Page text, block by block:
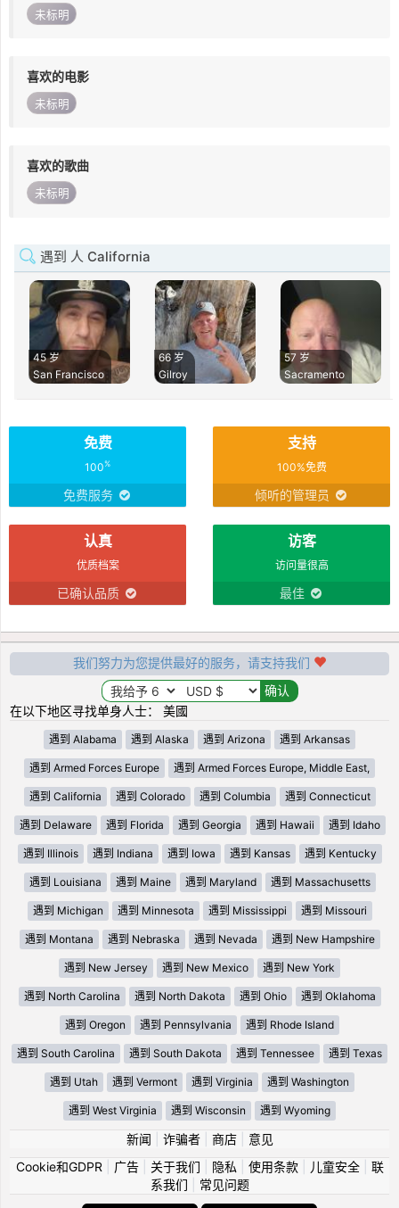
未标明
喜欢的电影
未标明
喜欢的歌曲
未标明
遇到 人 California
45 岁
San Francisco
66 岁
Gilroy
57 岁
Sacramento
免费
100%
免费服务
支持
100%免费
倾听的管理员
认真
优质档案
已确认品质
访客
访问量很高
最佳
我们努力为您提供最好的服务，请支持我们
在以下地区寻找单身人士： 美國
遇到 Alabama 遇到 Alaska 遇到 Arizona 遇到 Arkansas
遇到 Armed Forces Europe 遇到 Armed Forces Europe, Middle East,
遇到 California 遇到 Colorado 遇到 Columbia 遇到 Connecticut
遇到 Delaware 遇到 Florida 遇到 Georgia 遇到 Hawaii 遇到 Idaho
遇到 Illinois 遇到 Indiana 遇到 Iowa 遇到 Kansas 遇到 Kentucky
遇到 Louisiana 遇到 Maine 遇到 Maryland 遇到 Massachusetts
遇到 Michigan 遇到 Minnesota 遇到 Mississippi 遇到 Missouri
遇到 Montana 遇到 Nebraska 遇到 Nevada 遇到 New Hampshire
遇到 New Jersey 遇到 New Mexico 遇到 New York
遇到 North Carolina 遇到 North Dakota 遇到 Ohio 遇到 Oklahoma
遇到 Oregon 遇到 Pennsylvania 遇到 Rhode Island
遇到 South Carolina 遇到 South Dakota 遇到 Tennessee 遇到 Texas
遇到 Utah 遇到 Vermont 遇到 Virginia 遇到 Washington
遇到 West Virginia 遇到 Wisconsin 遇到 Wyoming
新闻 诈骗者| 商店| 意见
Cookie和GDPR
广告| 关于我们 隐私 使用条款| 儿童安全| 联
系我们
常见问题